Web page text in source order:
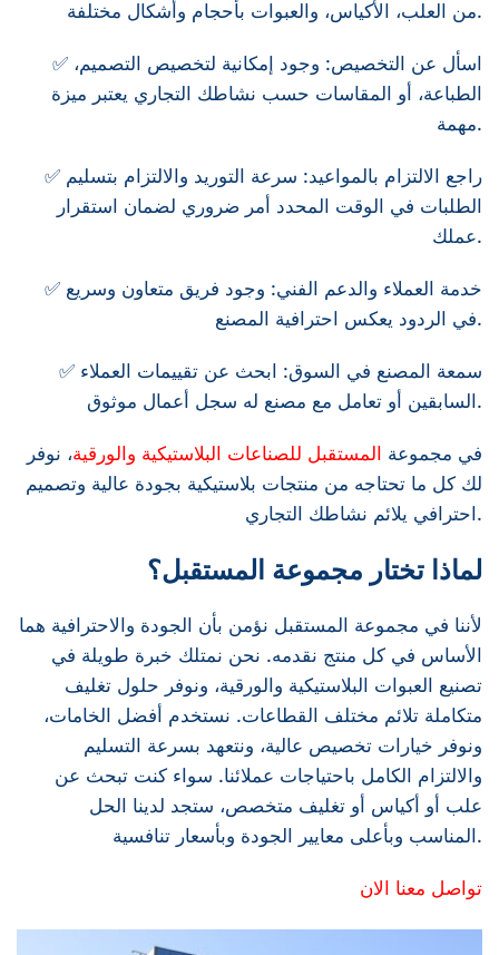
من العلب، الأكياس، والعبوات بأحجام وأشكال مختلفة.
✅ اسأل عن التخصيص: وجود إمكانية لتخصيص التصميم،
الطباعة، أو المقاسات حسب نشاطك التجاري يعتبر ميزة
مهمة.
✅ راجع الالتزام بالمواعيد: سرعة التوريد والالتزام بتسليم
الطلبات في الوقت المحدد أمر ضروري لضمان استقرار
عملك.
✅ خدمة العملاء والدعم الفني: وجود فريق متعاون وسريع
في الردود يعكس احترافية المصنع.
✅ سمعة المصنع في السوق: ابحث عن تقييمات العملاء
السابقين أو تعامل مع مصنع له سجل أعمال موثوق.
في مجموعة المستقبل للصناعات البلاستيكية والورقية، نوفر
لك كل ما تحتاجه من منتجات بلاستيكية بجودة عالية وتصميم
احترافي يلائم نشاطك التجاري.
لماذا تختار مجموعة المستقبل؟
لأننا في مجموعة المستقبل نؤمن بأن الجودة والاحترافية هما
الأساس في كل منتج نقدمه. نحن نمتلك خبرة طويلة في
تصنيع العبوات البلاستيكية والورقية، ونوفر حلول تغليف
متكاملة تلائم مختلف القطاعات. نستخدم أفضل الخامات،
ونوفر خيارات تخصيص عالية، ونتعهد بسرعة التسليم
والالتزام الكامل باحتياجات عملائنا. سواء كنت تبحث عن
علب أو أكياس أو تغليف متخصص، ستجد لدينا الحل
المناسب وبأعلى معايير الجودة وبأسعار تنافسية.
تواصل معنا الان